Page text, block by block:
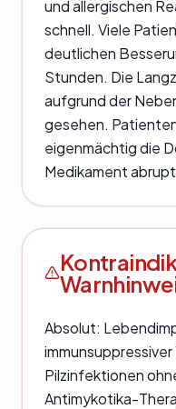
und allergischen
schnell. Viele
deutlichen
Stunden. Die
aufgrund der
gesehen.
eigenmächtig die
Medikament
Absolut:
Pilzinfektionen
Antimykotika-